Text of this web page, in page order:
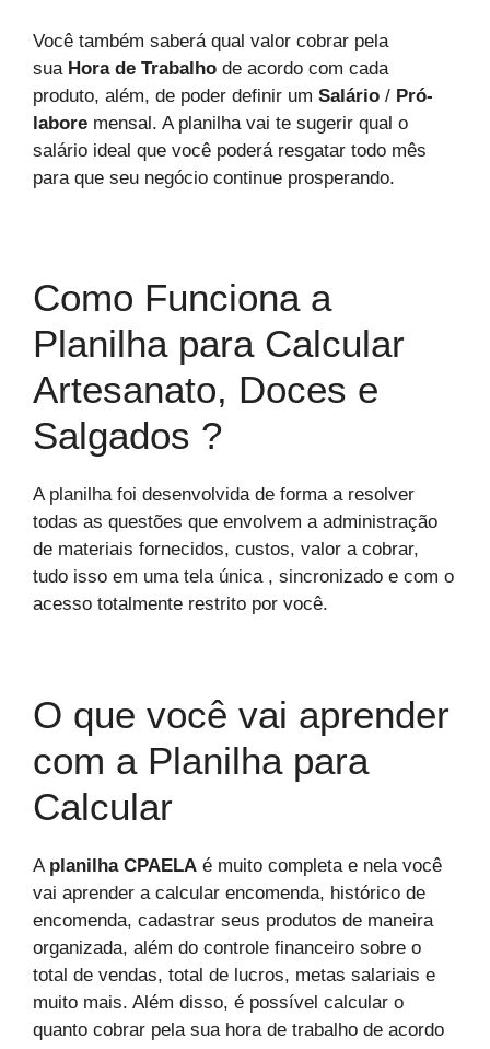
Você também saberá qual valor cobrar pela
sua Hora de Trabalho de acordo com cada
produto, além, de poder definir um Salário / Pró-
labore mensal. A planilha vai te sugerir qual o
salário ideal que você poderá resgatar todo mês
para que seu negócio continue prosperando.
Como Funciona a
Planilha para Calcular
Artesanato, Doces e
Salgados ?
A planilha foi desenvolvida de forma a resolver
todas as questões que envolvem a administração
de materiais fornecidos, custos, valor a cobrar,
tudo isso em uma tela única , sincronizado e com o
acesso totalmente restrito por você.
O que você vai aprender
com a Planilha para
Calcular
A planilha CPAELA é muito completa e nela você
vai aprender a calcular encomenda, histórico de
encomenda, cadastrar seus produtos de maneira
organizada, além do controle financeiro sobre o
total de vendas, total de lucros, metas salariais e
muito mais. Além disso, é possível calcular o
quanto cobrar pela sua hora de trabalho de acordo